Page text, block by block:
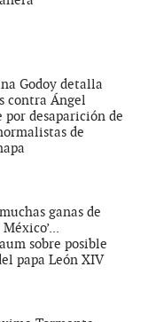
Godoy detalla
contra Ángel
por desaparición de
de
ganas de
sobre posible
papa León XIV